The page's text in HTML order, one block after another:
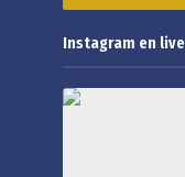
Instagram en live